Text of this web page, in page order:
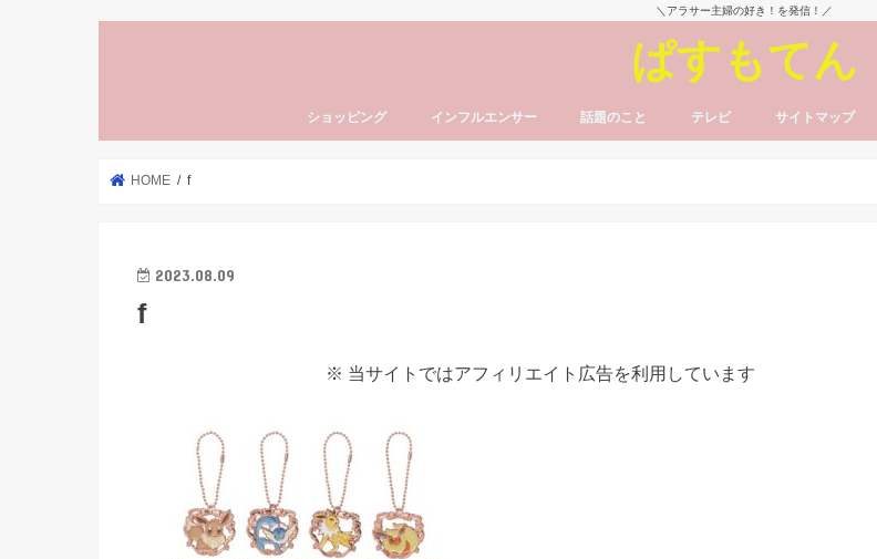
＼アラサー主婦の好き！を発信！／
ぱすもてん
ショッピング インフルエンサー 話題のこと テレビ サイトマップ
HOME f
2023.08.09
f
※ 当サイトではアフィリエイト広告を利用しています